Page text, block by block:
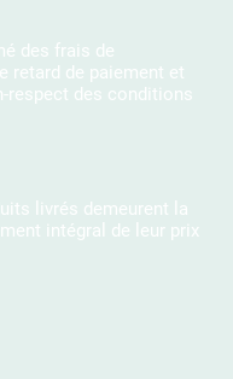
des frais de
retard de paiement et
respect des conditions
livrés demeurent la
intégral de leur prix